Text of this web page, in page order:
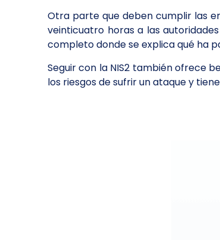
Otra parte que deben cumplir las
veinticuatro horas a las
completo donde se explica qué ha
Seguir con la NIS2 también ofrece
los riesgos de sufrir un ataque y